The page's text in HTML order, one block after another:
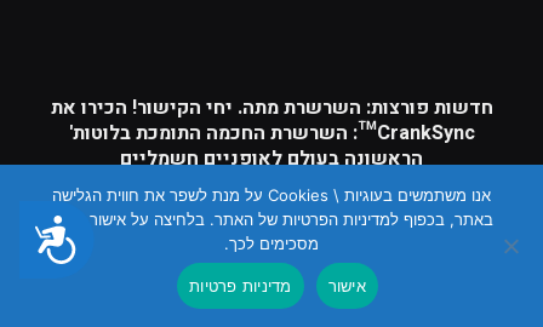
נגישות
חדשות פורצות: השרשרת מתה. יחי הקישור! הכירו את
CrankSync™: השרשרת החכמה התומכת בלוטות'
הראשונה בעולם לאופניים חשמליים
חשמליאנו משתמשים בעוגיות \ Cookies על מנת לשפר את חווית הגלישה
באתר, בכפוף למדיניות הפרטיות של האתר. בלחיצה על אישור הנכם
מסכימים לכך.
אישור מדיניות פרטיות